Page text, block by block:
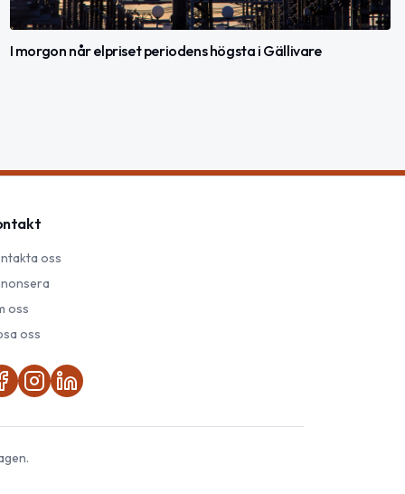
I morgon når elpriset periodens högsta i Gällivare
oss
oss
oss